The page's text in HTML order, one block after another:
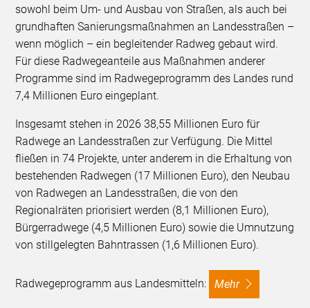
sowohl beim Um- und Ausbau von Straßen, als auch bei
grundhaften Sanierungsmaßnahmen an Landesstraßen –
wenn möglich – ein begleitender Radweg gebaut wird.
Für diese Radwegeanteile aus Maßnahmen anderer
Programme sind im Radwegeprogramm des Landes rund
7,4 Millionen Euro eingeplant.
Insgesamt stehen in 2026 38,55 Millionen Euro für
Radwege an Landesstraßen zur Verfügung. Die Mittel
fließen in 74 Projekte, unter anderem in die Erhaltung von
bestehenden Radwegen (17 Millionen Euro), den Neubau
von Radwegen an Landesstraßen, die von den
Regionalräten priorisiert werden (8,1 Millionen Euro),
Bürgerradwege (4,5 Millionen Euro) sowie die Umnutzung
von stillgelegten Bahntrassen (1,6 Millionen Euro).
Radwegeprogramm aus Landesmitteln: mehr